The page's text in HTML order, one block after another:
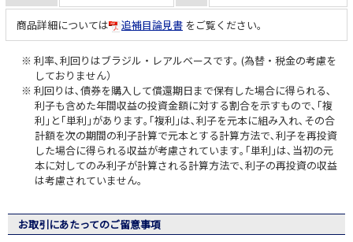
商品詳細については 追補目論見書 をご覧ください。
利率､利回りはブラジル・レアルベースです｡ (為替・税金の考慮を
しておりません）
利回りは､債券を購入して償還期日まで保有した場合に得られる､
利子も含めた年間収益の投資金額に対する割合を示すもので､｢複
利｣と｢単利｣があります｡｢複利｣は､利子を元本に組み入れ､その合
計額を次の期間の利子計算で元本とする計算方法で､利子を再投資
した場合に得られる収益が考慮されています｡｢単利｣は､当初の元
本に対してのみ利子が計算される計算方法で､利子の再投資の収益
は考慮されていません｡
お取引にあたってのご留意事項